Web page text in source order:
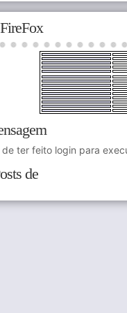
de ter feito login para
de